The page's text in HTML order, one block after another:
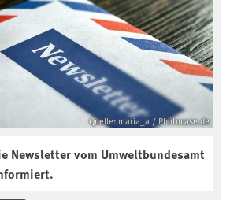
Quelle: maria_a / Photocase.de
Newsletter vom Umweltbundesamt